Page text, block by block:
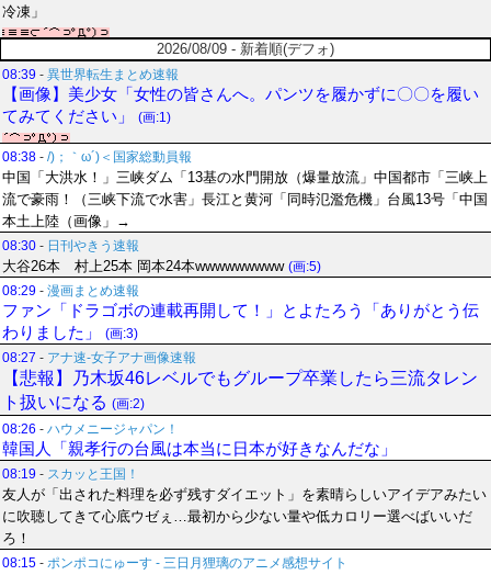
冷凍」
2026/08/09 - 新着順(デフォ)
08:39 - 異世界転生まとめ速報
【画像】美少女「女性の皆さんへ。パンツを履かずに〇〇を履い
てみてください」
(画:1)
08:38 - /)；｀ω´)＜国家総動員報
中国「大洪水！」三峡ダム「13基の水門開放（爆量放流」中国都市「三峡上
流で豪雨！（三峡下流で水害」長江と黄河「同時氾濫危機」台風13号「中国
本土上陸（画像」→
08:30 - 日刊やきう速報
大谷26本 村上25本 岡本24本wwwwwwwww (画:5)
08:29 - 漫画まとめ速報
ファン「ドラゴボの連載再開して！」とよたろう「ありがとう伝
わりました」
(画:3)
08:27 - アナ速‐女子アナ画像速報
【悲報】乃木坂46レベルでもグループ卒業したら三流タレン
ト扱いになる (画:2)
08:26 - ハウメニージャパン！
韓国人「親孝行の台風は本当に日本が好きなんだな」
08:19 - スカッと王国！
友人が「出された料理を必ず残すダイエット」を素晴らしいアイデアみたい
に吹聴してきて心底ウゼぇ…最初から少ない量や低カロリー選べばいいだ
ろ！
08:15 - ポンポコにゅーす - 三日月狸璃のアニメ感想サイト